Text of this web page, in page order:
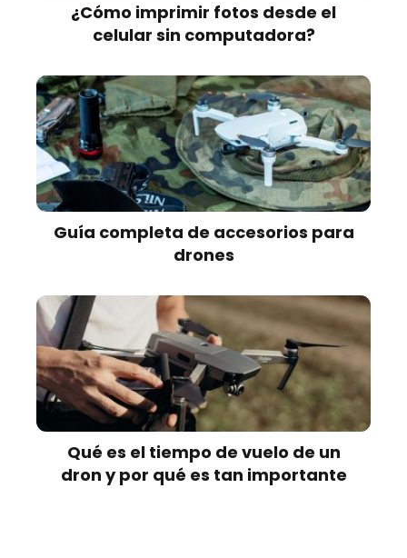
¿Cómo imprimir fotos desde el
celular sin computadora?
Guía completa de accesorios para
drones
Qué es el tiempo de vuelo de un
dron y por qué es tan importante